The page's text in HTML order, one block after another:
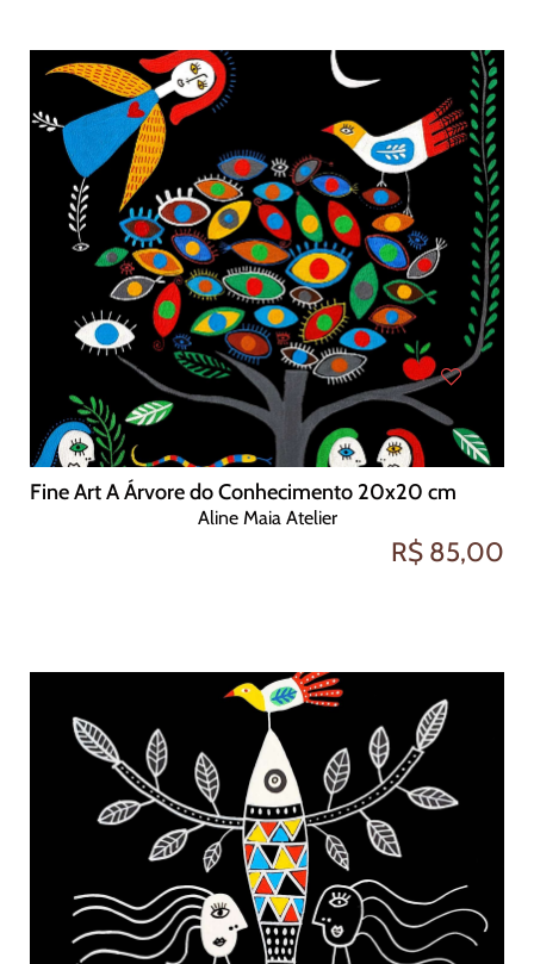
Fine Art A Árvore do Conhecimento 20x20 cm
Aline Maia Atelier
R$ 85,00